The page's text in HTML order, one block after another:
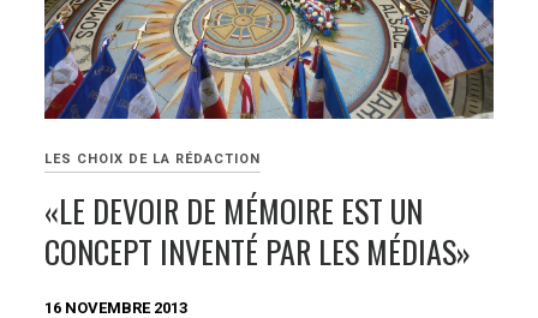
LES CHOIX DE LA RÉDACTION
«LE DEVOIR DE MÉMOIRE EST UN
CONCEPT INVENTÉ PAR LES MÉDIAS»
16 NOVEMBRE 2013